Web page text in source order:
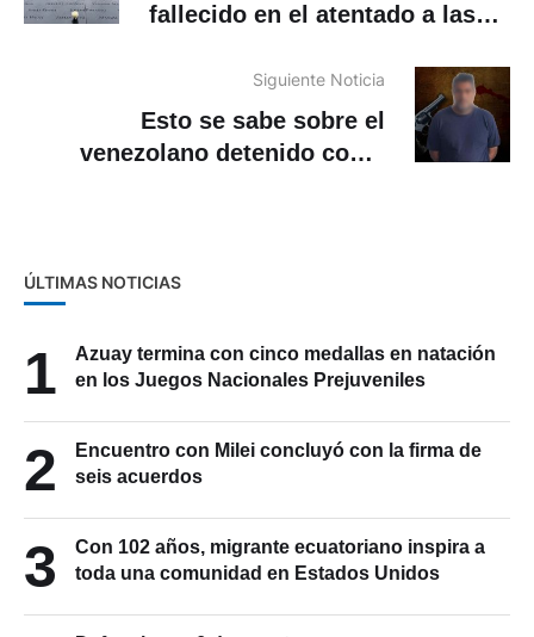
fallecido en el atentado a las
Siguiente Noticia
Esto se sabe sobre el
venezolano detenido como
ÚLTIMAS NOTICIAS
1
Azuay termina con cinco medallas en natación
en los Juegos Nacionales Prejuveniles
2
Encuentro con Milei concluyó con la firma de
seis acuerdos
3
Con 102 años, migrante ecuatoriano inspira a
toda una comunidad en Estados Unidos